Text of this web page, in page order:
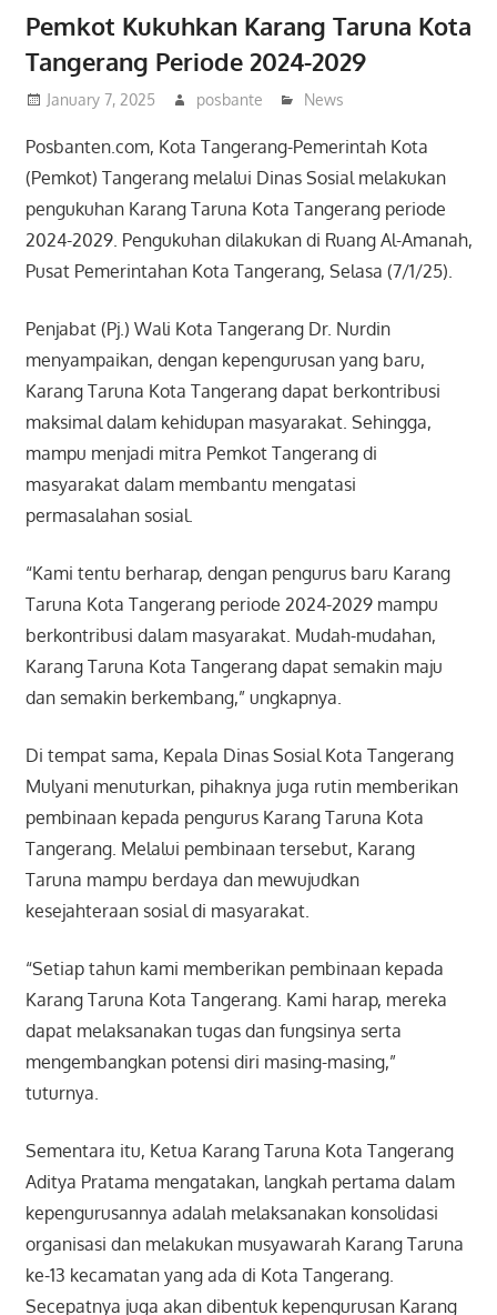
Pemkot Kukuhkan Karang Taruna Kota
Tangerang Periode 2024-2029
January 7, 2025 posbante News
Posbanten.com, Kota Tangerang-Pemerintah Kota
(Pemkot) Tangerang melalui Dinas Sosial melakukan
pengukuhan Karang Taruna Kota Tangerang periode
2024-2029. Pengukuhan dilakukan di Ruang Al-Amanah,
Pusat Pemerintahan Kota Tangerang, Selasa (7/1/25).
Penjabat (Pj.) Wali Kota Tangerang Dr. Nurdin
menyampaikan, dengan kepengurusan yang baru,
Karang Taruna Kota Tangerang dapat berkontribusi
maksimal dalam kehidupan masyarakat. Sehingga,
mampu menjadi mitra Pemkot Tangerang di
masyarakat dalam membantu mengatasi
permasalahan sosial.
“Kami tentu berharap, dengan pengurus baru Karang
Taruna Kota Tangerang periode 2024-2029 mampu
berkontribusi dalam masyarakat. Mudah-mudahan,
Karang Taruna Kota Tangerang dapat semakin maju
dan semakin berkembang,” ungkapnya.
Di tempat sama, Kepala Dinas Sosial Kota Tangerang
Mulyani menuturkan, pihaknya juga rutin memberikan
pembinaan kepada pengurus Karang Taruna Kota
Tangerang. Melalui pembinaan tersebut, Karang
Taruna mampu berdaya dan mewujudkan
kesejahteraan sosial di masyarakat.
“Setiap tahun kami memberikan pembinaan kepada
Karang Taruna Kota Tangerang. Kami harap, mereka
dapat melaksanakan tugas dan fungsinya serta
mengembangkan potensi diri masing-masing,”
tuturnya.
Sementara itu, Ketua Karang Taruna Kota Tangerang
Aditya Pratama mengatakan, langkah pertama dalam
kepengurusannya adalah melaksanakan konsolidasi
organisasi dan melakukan musyawarah Karang Taruna
ke-13 kecamatan yang ada di Kota Tangerang.
Secepatnya juga akan dibentuk kepengurusan Karang